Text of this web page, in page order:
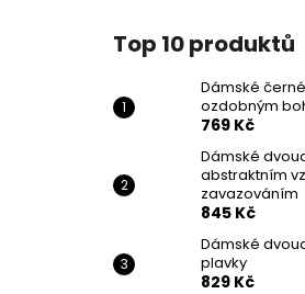
Top 10 produktů
Dámské
ozdobným
769 Kč
Dámské
abstraktním
zavazováním
845 Kč
Dámské
plavky
829 Kč